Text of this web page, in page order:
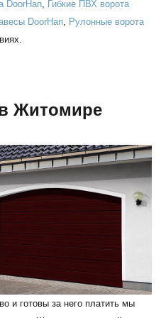
DoorHan, Гибкие ПВХ ворота
DoorHan, Рулонные ворота
Житомире
и готовы за него платить мы